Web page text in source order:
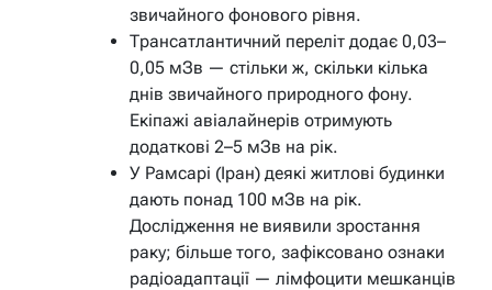
звичайного фонового рівня.
Трансатлантичний переліт додає 0,03–
0,05 мЗв — стільки ж, скільки кілька
днів звичайного природного фону.
Екіпажі авіалайнерів отримують
додаткові 2–5 мЗв на рік.
У Рамсарі (Іран) деякі житлові будинки
дають понад 100 мЗв на рік.
Дослідження не виявили зростання
раку; більше того, зафіксовано ознаки
радіоадаптації — лімфоцити мешканців